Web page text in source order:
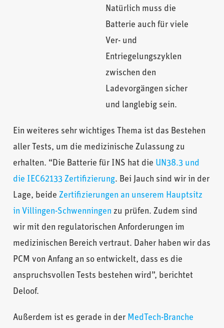
Natürlich muss die
Batterie auch für viele
Ver- und
Entriegelungszyklen
zwischen den
Ladevorgängen sicher
und langlebig sein.
Ein weiteres sehr wichtiges Thema ist das Bestehen
aller Tests, um die medizinische Zulassung zu
erhalten. “Die Batterie für INS hat die UN38.3 und
die IEC62133 Zertifizierung. Bei Jauch sind wir in der
Lage, beideZertifizierungen an unserem Hauptsitz
in Villingen-Schwenningen zu prüfen. Zudem sind
wir mit den regulatorischen Anforderungen im
medizinischen Bereich vertraut. Daher haben wir das
PCM von Anfang an so entwickelt, dass es die
anspruchsvollen Tests bestehen wird”, berichtet
Deloof.
Außerdem ist es gerade in der MedTech-Branche